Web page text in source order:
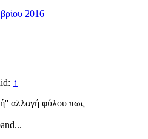
2016
↑
αλλαγή φύλου πως